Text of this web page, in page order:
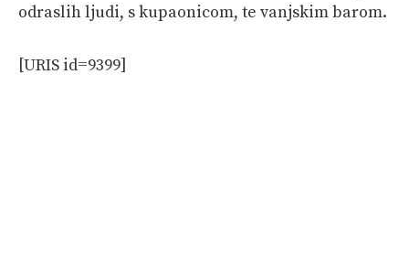
odraslih ljudi, s kupaonicom, te vanjskim barom.
[URIS id=9399]